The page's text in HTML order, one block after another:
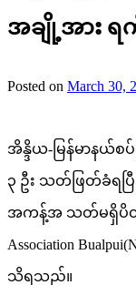
အချို့အား
Posted on March 30,
အိန္ဒိယ-မြန်မာနယ်
၃ ဦး သတ်ဖြတ်ခံရ
အကန့်အ သတ်မရှိပိတ်
Association
သိရသည်။